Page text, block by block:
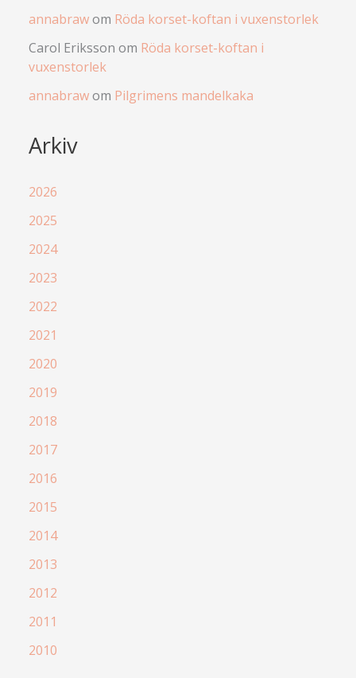
annabrawom Röda korset-koftan i vuxenstorlek
Carol Eriksson om Röda korset-koftan i
vuxenstorlek
annabrawom Pilgrimens mandelkaka
Arkiv
2026
2025
2024
2023
2022
2021
2020
2019
2018
2017
2016
2015
2014
2013
2012
2011
2010